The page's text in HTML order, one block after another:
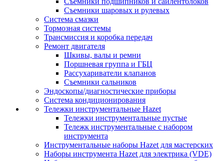
Съемники шаровых и рулевых
Система смазки
Тормозная системы
Трансмиссия и коробка передач
Ремонт двигателя
Шкивы, валы и ремни
Поршневая группа и ГБЦ
Рассухариватели клапанов
Съемники сальников
Эндоскопы/диагностические приборы
Система кондиционирования
Тележки инструментальные Hazet
Тележки инструментальные пустые
Тележк инструментальные с набором
инструмента
Инструментальные наборы Hazet для мастерских
Наборы инструмента Hazet для электрика (VDE)